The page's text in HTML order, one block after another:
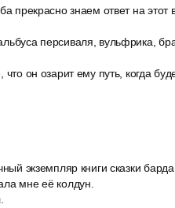
знаем ответ на этот
персиваля, вульфрика,
он озарит ему путь, когда
экземпляр книги сказки
мне её колдун.